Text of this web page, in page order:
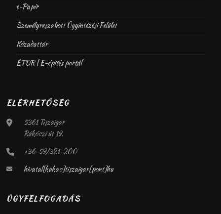
e-Papír
Személyreszabott Ügyintézési Felület
Közadattár
ÉTDR | E-építés portál
ELÉRHETŐSÉG
5361 Tiszaigar
Rákóczi út 19.
+36-59/321-200
hivatal[kukac]tiszaigar[pont]hu
ÜGYFÉLFOGADÁS